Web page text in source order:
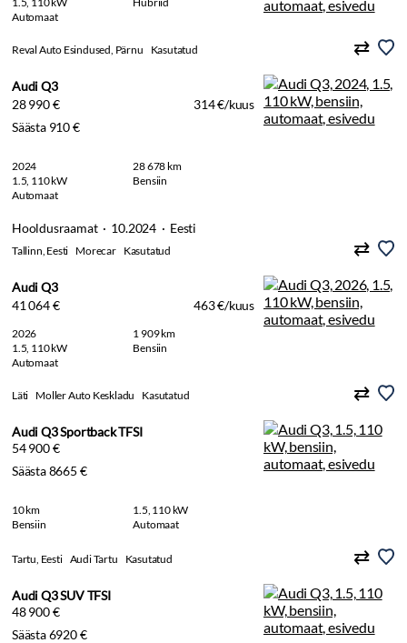
Automaat
Reval Auto Esindused, Pärnu Kasutatud
Audi Q3
28 990 €
314 €/kuus
Säästa 910 €
2024
28 678 km
1.5, 110 kW
Bensiin
Automaat
Hooldusraamat · 10.2024 · Eesti
Tallinn, Eesti Morecar Kasutatud
Audi Q3
41 064 €
463 €/kuus
2026
1 909 km
1.5, 110 kW
Bensiin
Automaat
Läti Moller Auto Keskladu Kasutatud
Audi Q3 Sportback TFSI
54 900 €
Säästa 8665 €
10 km
1.5, 110 kW
Bensiin
Automaat
Tartu, Eesti Audi Tartu Kasutatud
Audi Q3 SUV TFSI
48 900 €
Säästa 6920 €